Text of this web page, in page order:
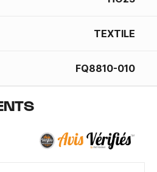
TEXTILE
FQ8810-010